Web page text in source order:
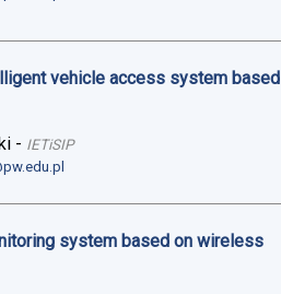
vehicle access system based
- IETiSIP
system based on wireless